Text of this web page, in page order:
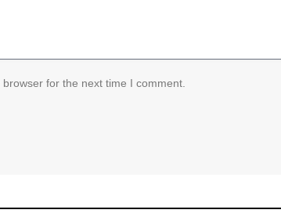
for the next time I comment.